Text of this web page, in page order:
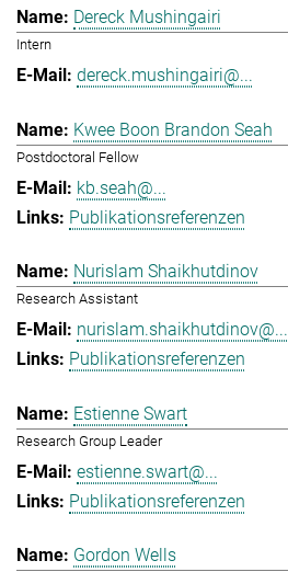
Dereck Mushingairi
Intern
dereck.mushingairi@...
Kwee Boon Brandon Seah
Postdoctoral Fellow
kb.seah@...
Publikationsreferenzen
Nurislam Shaikhutdinov
Research Assistant
nurislam.shaikhutdinov@...
Publikationsreferenzen
Estienne Swart
Research Group Leader
estienne.swart@...
Publikationsreferenzen
Gordon Wells